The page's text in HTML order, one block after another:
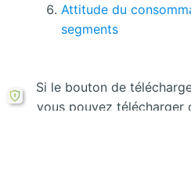
Attitude du
segments
Si le bouton de
vous pouvez télécharger